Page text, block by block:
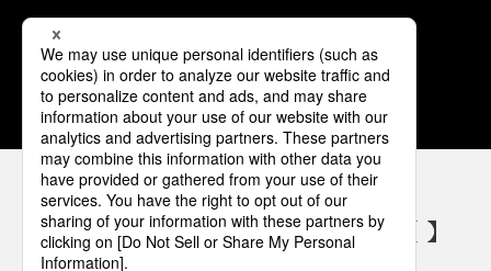
1 2 3 4 5
パナソニックの電気設備 SNSアカウント